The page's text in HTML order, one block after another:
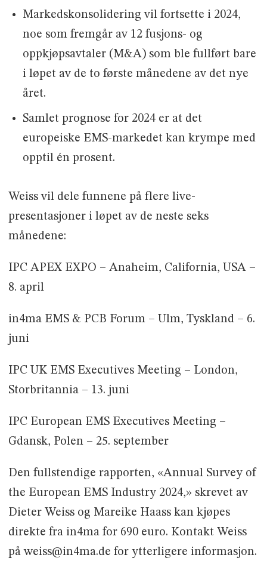
Markedskonsolidering vil fortsette i 2024,
noe som fremgår av 12 fusjons- og
oppkjøpsavtaler (M&A) som ble fullført bare
i løpet av de to første månedene av det nye
året.
Samlet prognose for 2024 er at det
europeiske EMS-markedet kan krympe med
opptil én prosent.
Weiss vil dele funnene på flere live-
presentasjoner i løpet av de neste seks
månedene:
IPC APEX EXPO – Anaheim, California, USA –
8. april
in4ma EMS & PCB Forum – Ulm, Tyskland – 6.
juni
IPC UK EMS Executives Meeting – London,
Storbritannia – 13. juni
IPC European EMS Executives Meeting –
Gdansk, Polen – 25. september
Den fullstendige rapporten, «Annual Survey of
the European EMS Industry 2024,» skrevet av
Dieter Weiss og Mareike Haass kan kjøpes
direkte fra in4ma for 690 euro. Kontakt Weiss
på weiss@in4ma.de for ytterligere informasjon.